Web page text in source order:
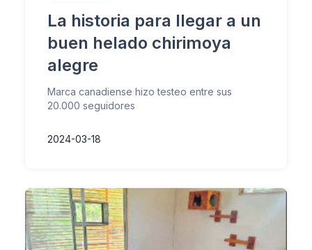
La historia para llegar a un
buen helado chirimoya
alegre
Marca canadiense hizo testeo entre sus
20.000 seguidores
2024-03-18